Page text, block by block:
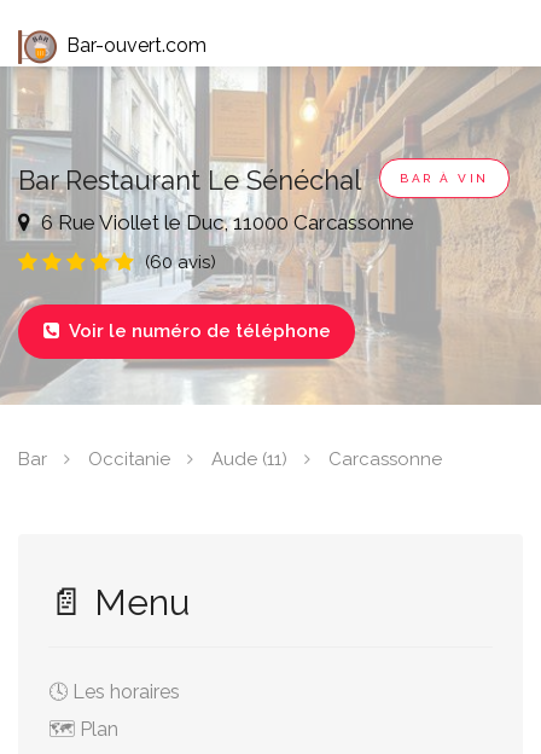
Bar-ouvert.com
Bar Restaurant Le Sénéchal BAR À VIN
6 Rue Viollet le Duc, 11000 Carcassonne
(60 avis)
 Voir le numéro de téléphone
Bar Occitanie Aude (11) Carcassonne
📄 Menu
🕓 Les horaires
🗺️ Plan